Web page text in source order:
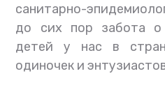
санитарно-
до сих пор забота о
детей у нас в
одиночек и